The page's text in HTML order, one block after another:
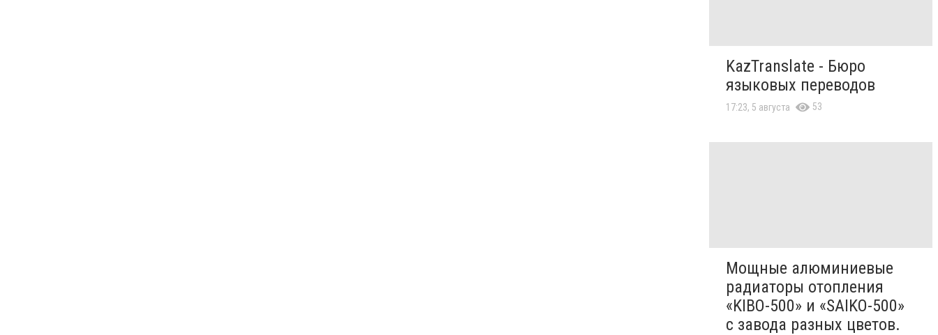
KazTranslate - Бюро
языковых переводов
17:23, 5 августа 53
Мощные алюминиевые
радиаторы отопления
«KIBO-500» и «SAIKO-500»
с завода разных цветов.